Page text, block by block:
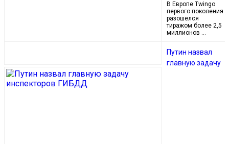
В Европе Twingo
первого поколения
разошелся
тиражом более 2,5
миллионов …
Путин назвал
главную задачу